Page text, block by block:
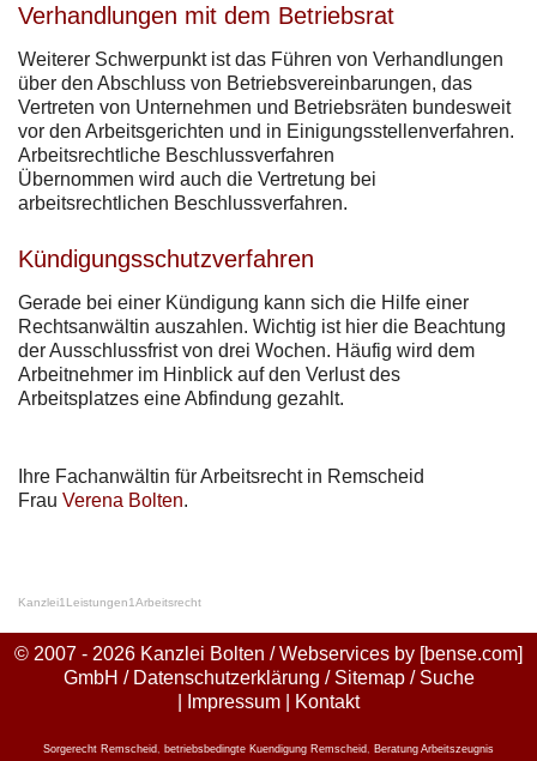
Verhandlungen mit dem Betriebsrat
Weiterer Schwerpunkt ist das Führen von Verhandlungen
über den Abschluss von Betriebsvereinbarungen, das
Vertreten von Unternehmen und Betriebsräten bundesweit
vor den Arbeitsgerichten und in Einigungsstellenverfahren.
Arbeitsrechtliche Beschlussverfahren
Übernommen wird auch die Vertretung bei
arbeitsrechtlichen Beschlussverfahren.
Kündigungsschutzverfahren
Gerade bei einer Kündigung kann sich die Hilfe einer
Rechtsanwältin auszahlen. Wichtig ist hier die Beachtung
der Ausschlussfrist von drei Wochen. Häufig wird dem
Arbeitnehmer im Hinblick auf den Verlust des
Arbeitsplatzes eine Abfindung gezahlt.
Ihre Fachanwältin für Arbeitsrecht in Remscheid
Frau Verena Bolten.
Kanzlei1 Leistungen1Arbeitsrecht
© 2007 - 2026 Kanzlei Bolten / Webservices by [bense.com]
GmbH / Datenschutzerklärung / Sitemap/ Suche
Impressum Kontakt
Sorgerecht Remscheid betriebsbedingte Kuendigung Remscheid Beratung Arbeitszeugnis